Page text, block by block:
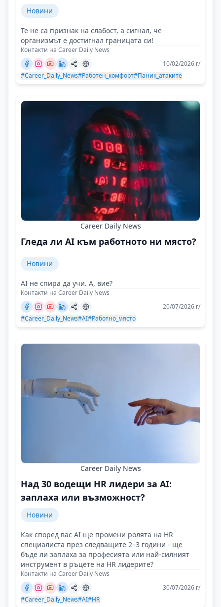
Новини
Те не са признак на слабост, а сигнал, че
организмът е достигнал границата си!
Контакти на Career Daily News
10/02/2026 г/
#Career_Daily_News#Работен_комфорт#Паник_атаките
Career Daily News
Гледа ли AI към работното ни място?
Новини
AI не спира да учи. А, вие?
Контакти на Career Daily News
20/07/2026 г/
#Career_Daily_News#AI#Работно_място
Career Daily News
Над 30 водещи HR лидери за AI:
заплаха или възможност?
Новини
Как според вас AI ще промени ролята на HR
специалиста през следващите 2–3 години - ще
бъде ли заплаха за професията или най-силният
инструмент в ръцете на HR лидерите?
Контакти на Career Daily News
30/07/2026 г/
#Career_Daily_News#AI#HR